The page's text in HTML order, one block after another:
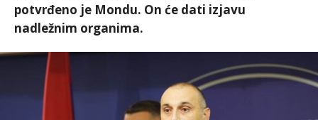
potvrđeno je Mondu. On će dati izjavu
nadležnim organima.